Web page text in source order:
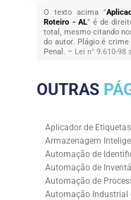
O texto acima "
Roteiro - AL" é de
total, mesmo citando
do autor. Plágio é
Penal. – Lei n° 9.610-
OUTRAS
Aplicador de
Armazenagem
Automação de
Automação de
Automação de
Automação Industrial